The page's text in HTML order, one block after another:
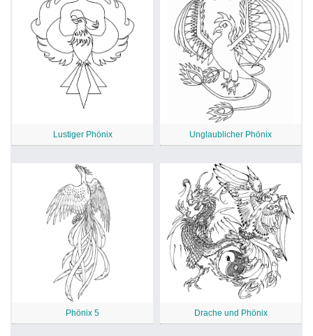
Lustiger Phönix Unglaublicher Phönix
Phönix 5 Drache und Phönix